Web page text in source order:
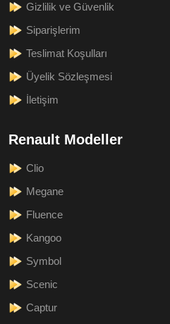
Gizlilik ve Güvenlik
Siparişlerim
Teslimat Koşulları
Üyelik Sözleşmesi
İletişim
Renault Modeller
Clio
Megane
Fluence
Kangoo
Symbol
Scenic
Captur